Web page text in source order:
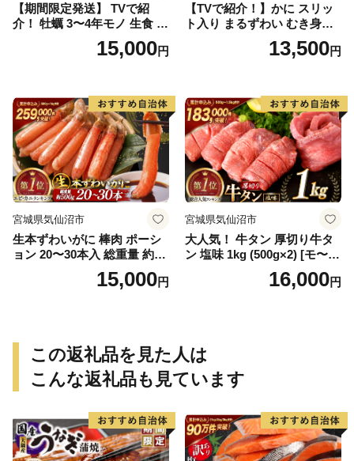
【期間限定発送】 TVで紹
介！ 牡蠣 3〜4年モノ 生食 殻
付き牡蠣 約3kg(約16-18個入)
[住喜水産 宮城県 気仙沼市 20
魚貝類 生牡蠣 貝 海鮮 魚介類
なべ カキフライ 牡蠣ご飯 魚
介
15,000円
【TVで紹介！】かに スリッ
ト入り まるずわい むき身と
スープのセット 肩脚肉500g
ビスク180g×3 [カネダイ 宮城
13,500円
宮城県気仙沼市
生本ずわいがに 棒肉 ポーシ
ョン 20〜30本入 総重量 約50
0g [カネダイ 宮城県 気仙沼
市 20564322] むき身 カニ か
15,000円
宮城県気仙沼市
大人気！ 牛タン 厚切り牛タ
ン 塩味 1kg (500g×2) [モ〜ラ
ンド 宮城県 気仙沼市 205646
60] 肉 牛肉 精肉 牛たん 牛タ
16,000円
この返礼品を見た人は
こんな返礼品も見ています